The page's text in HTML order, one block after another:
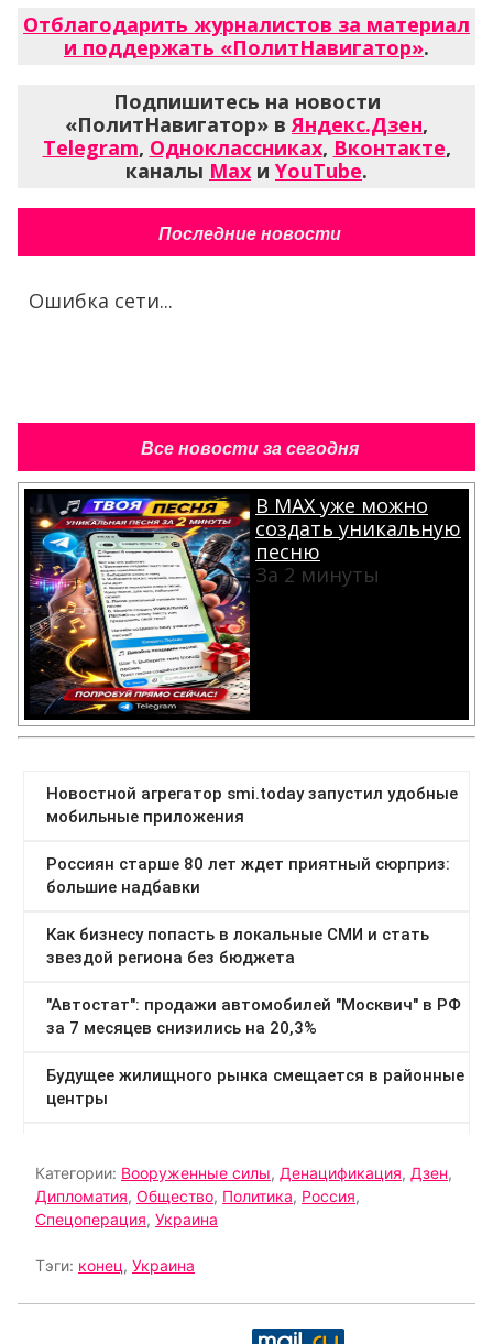
Отблагодарить журналистов за материал
и поддержать «ПолитНавигатор».
Подпишитесь на новости
«ПолитНавигатор» в Яндекс.Дзен,
Telegram, Одноклассниках, Вконтакте,
каналы Max и YouTube.
Последние новости
Ошибка сети...
Все новости за сегодня
В MAX уже можно
создать уникальную
песню
За 2 минуты
Категории: Вооруженные силы, Денацификация, Дзен,
Дипломатия, Общество, Политика, Россия,
Спецоперация, Украина
Тэги: конец, Украина